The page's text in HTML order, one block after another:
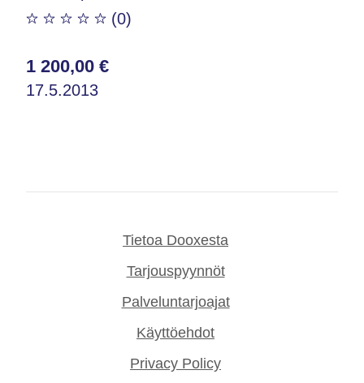
(0)
1 200,00 €
17.5.2013
Tietoa Dooxesta
Tarjouspyynnöt
Palveluntarjoajat
Käyttöehdot
Privacy Policy